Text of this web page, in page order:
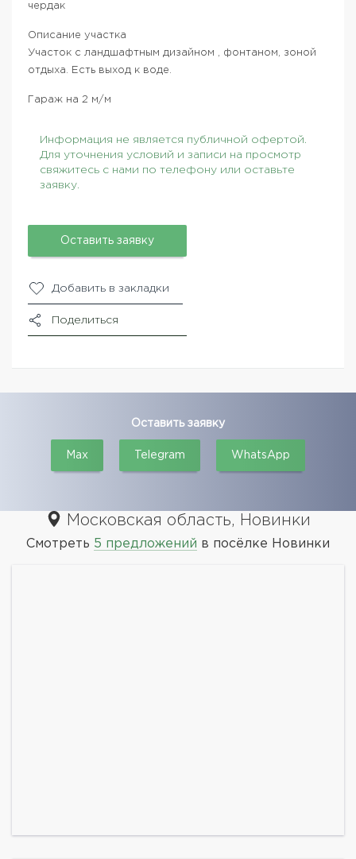
чердак
Описание участка
Участок с ландшафтным дизайном , фонтаном, зоной
отдыха. Есть выход к воде.
Гараж на 2 м/м
Информация не является публичной офертой.
Для уточнения условий и записи на просмотр
свяжитесь с нами по телефону или оставьте
заявку.
Оставить заявку
Добавить в закладки
Поделиться
Оставить заявку
Max Telegram WhatsApp
Московская область, Новинки
Смотреть 5 предложений в посёлке Новинки